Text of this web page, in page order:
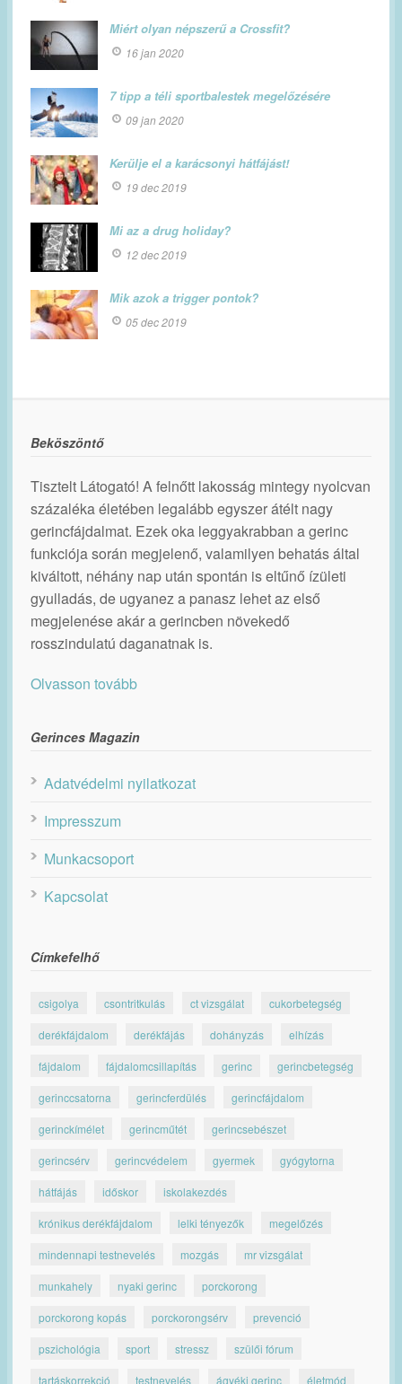
Miért olyan népszerű a Crossfit?
16 jan 2020
7 tipp a téli sportbalestek megelőzésére
09 jan 2020
Kerülje el a karácsonyi hátfájást!
19 dec 2019
Mi az a drug holiday?
12 dec 2019
Mik azok a trigger pontok?
05 dec 2019
Beköszöntő
Tisztelt Látogató! A felnőtt lakosság mintegy nyolcvan
százaléka életében legalább egyszer átélt nagy
gerincfájdalmat. Ezek oka leggyakrabban a gerinc
funkciója során megjelenő, valamilyen behatás által
kiváltott, néhány nap után spontán is eltűnő ízületi
gyulladás, de ugyanez a panasz lehet az első
megjelenése akár a gerincben növekedő
rosszindulatú daganatnak is.
Olvasson tovább
Gerinces Magazin
Adatvédelmi nyilatkozat
Impresszum
Munkacsoport
Kapcsolat
Címkefelhő
csigolya csontritkulás ct vizsgálat cukorbetegség
derékfájdalom derékfájás dohányzás elhízás
fájdalom fájdalomcsillapítás gerinc gerincbetegség
gerinccsatorna gerincferdülés gerincfájdalom
gerinckímélet gerincműtét gerincsebészet
gerincsérv gerincvédelem gyermek gyógytorna
hátfájás időskor iskolakezdés
krónikus derékfájdalom lelki tényezők megelőzés
mindennapi testnevelés mozgás mr vizsgálat
munkahely nyaki gerinc porckorong
porckorong kopás porckorongsérv prevenció
pszichológia sport stressz szülői fórum
tartáskorrekció testnevelés ágyéki gerinc életmód